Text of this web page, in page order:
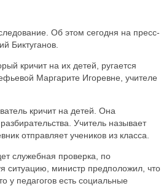
Об этом сегодня на пресс-
Биктуганов.
кричит на их детей, ругается
Маргарите Игоревне, учителе
кричит на детей. Она
Учитель называет
отправляет учеников из класса.
служебная проверка, по
ситуацию, министр предположил, что
у педагогов есть социальные